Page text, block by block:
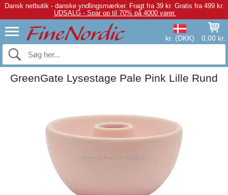
Dansk netbutik - danske yndlingsmærker. Fragt fra 39 kr. Gratis fra 499 kr.
UDSALG - Spar op til 70% på 4000 varer.
kr. (DKK) 0,00 kr.
GreenGate Lysestage Pale Pink Lille Rund